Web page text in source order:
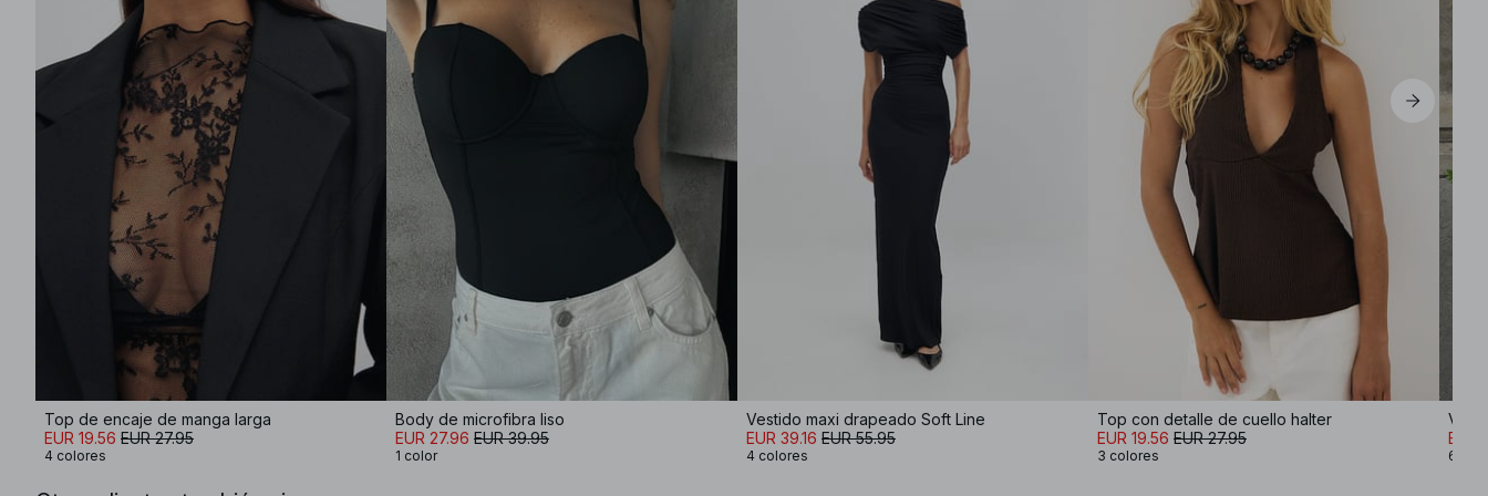
Top de encaje de manga larga
EUR 19.56 EUR 27.95
4 colores
Body de microfibra liso
EUR 27.96 EUR 39.95
1 color
Vestido maxi drapeado Soft Line
EUR 39.16 EUR 55.95
4 colores
Top con detalle de cuello halter
EUR 19.56 EUR 27.95
3 colores
EUR
6